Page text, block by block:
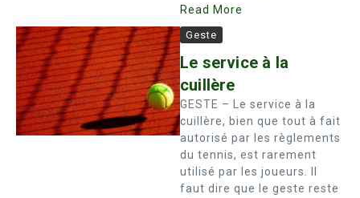
Read More
Geste
Le service à la
cuillère
GESTE – Le service à la
cuillère, bien que tout à fait
autorisé par les règlements
du tennis, est rarement
utilisé par les joueurs. Il
faut dire que le geste reste